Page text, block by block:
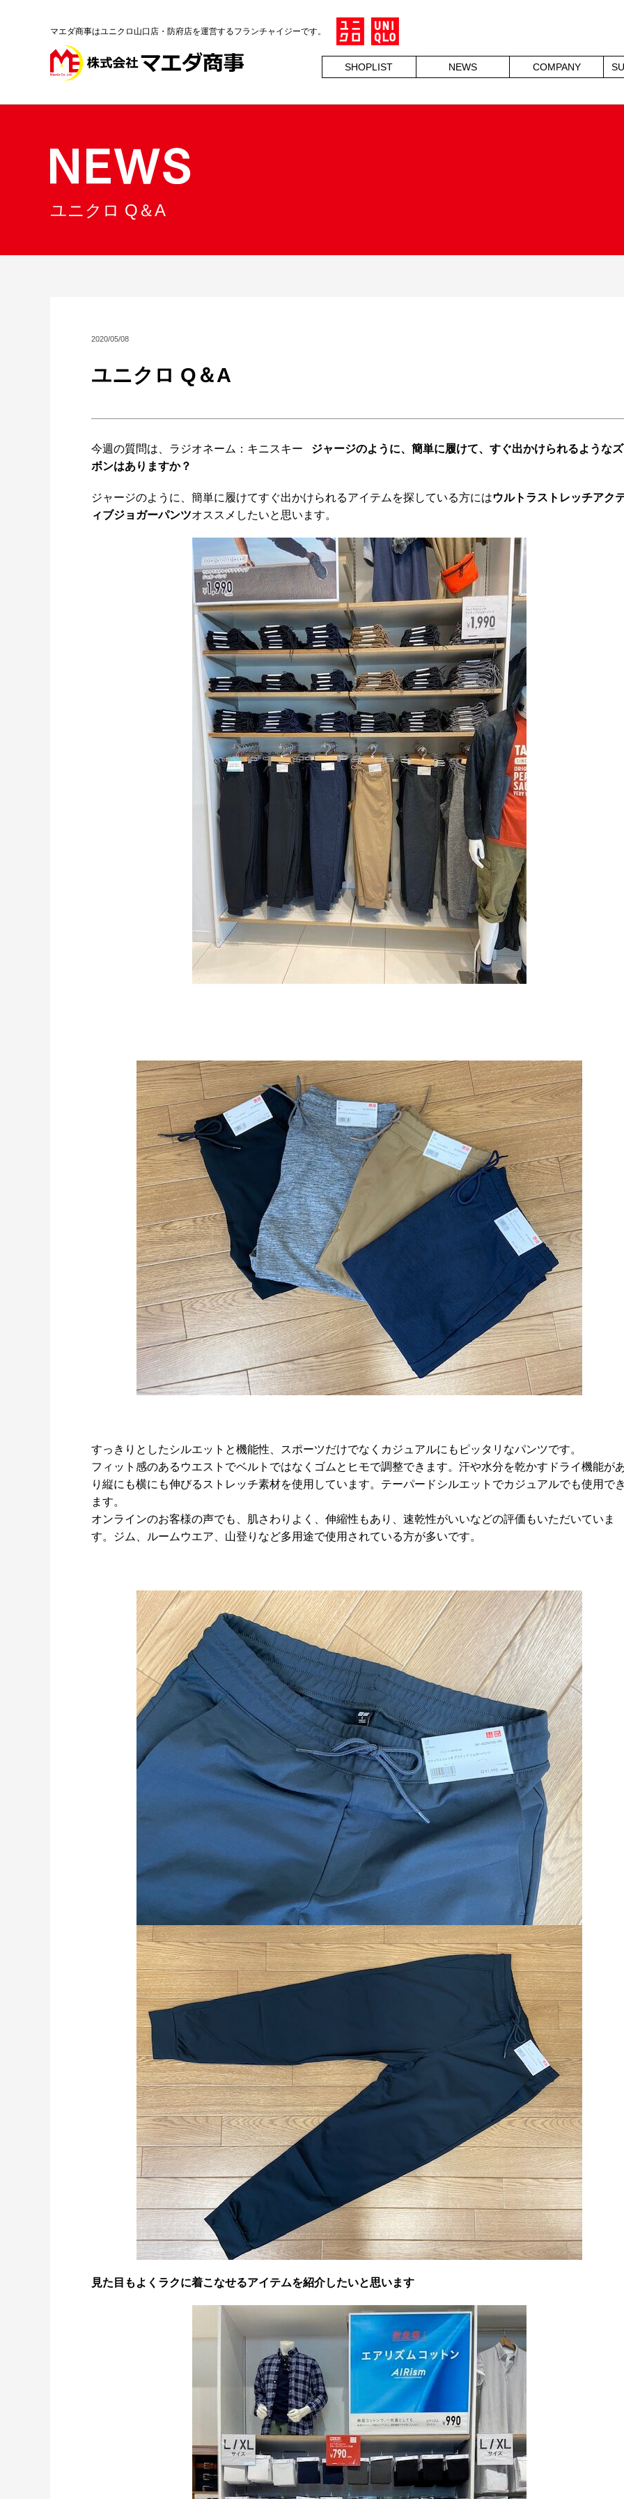
マエダ商事はユニクロ山口店・防府店を運営するフランチャイジーです。
SHOPLIST NEWS COMPANY
ユニクロ Q＆A
2020/05/08
ユニクロ Q＆A
今週の質問は、ラジオネーム：キニスキー ジャージのように、簡単に履けて、すぐ出かけられるようなズ
ボンはありますか？
ジャージのように、簡単に履けてすぐ出かけられるアイテムを探している方にはウルトラストレッチアク
ィブジョガーパンツオススメしたいと思います。
すっきりとしたシルエットと機能性、スポーツだけでなくカジュアルにもピッタリなパンツです。
フィット感のあるウエストでベルトではなくゴムとヒモで調整できます。汗や水分を乾かすドライ機能が
り縦にも横にも伸びるストレッチ素材を使用しています。テーパードシルエットでカジュアルでも使用で
ます。
オンラインのお客様の声でも、肌さわりよく、伸縮性もあり、速乾性がいいなどの評価もいただいていま
す。ジム、ルームウエア、山登りなど多用途で使用されている方が多いです。
見た目もよくラクに着こなせるアイテムを紹介したいと思います